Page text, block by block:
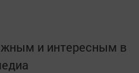
и интересным в